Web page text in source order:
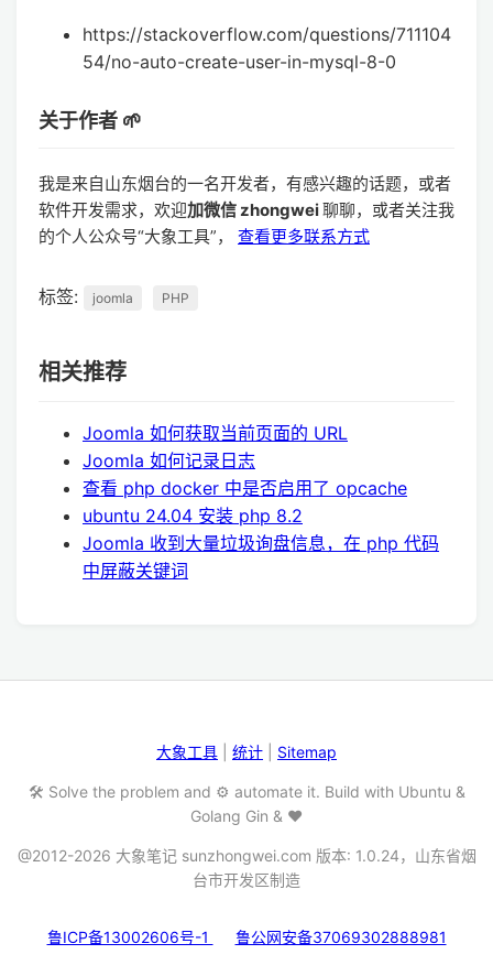
https://stackoverflow.com/questions/711104
54/no-auto-create-user-in-mysql-8-0
关于作者 🌱
我是来自山东烟台的一名开发者，有感兴趣的话题，或者
软件开发需求，欢迎加微信 zhongwei聊聊，或者关注我
的个人公众号“大象工具”， 查看更多联系方式
标签: joomla PHP
相关推荐
Joomla 如何获取当前页面的 URL
Joomla 如何记录日志
查看 php docker 中是否启用了 opcache
ubuntu 24.04 安装 php 8.2
Joomla 收到大量垃圾询盘信息，在 php 代码
中屏蔽关键词
大象工具 统计 Sitemap
🛠️ Solve the problem and ⚙️ automate it. Build with Ubuntu &
Golang Gin & ❤️
@2012-2026 大象笔记 sunzhongwei.com 版本: 1.0.24，山东省烟
台市开发区制造
鲁ICP备13002606号-1 鲁公网安备37069302888981